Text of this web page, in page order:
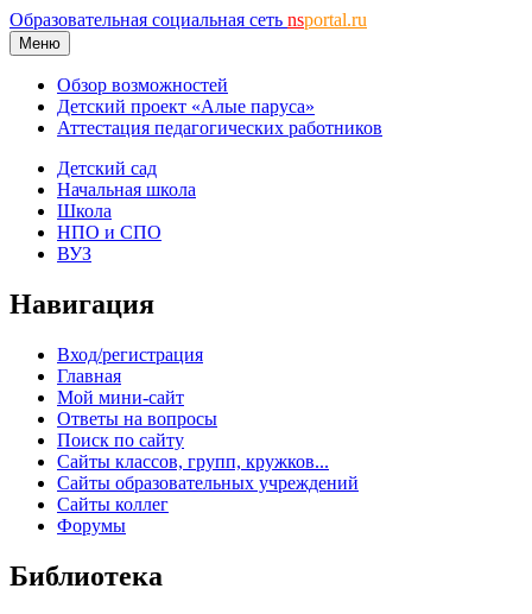
Образовательная социальная сеть nsportal.ru
Меню
Обзор возможностей
Детский проект «Алые паруса»
Аттестация педагогических работников
Детский сад
Начальная школа
Школа
НПО и СПО
ВУЗ
Навигация
Вход/регистрация
Главная
Мой мини-сайт
Ответы на вопросы
Поиск по сайту
Сайты классов, групп, кружков...
Сайты образовательных учреждений
Сайты коллег
Форумы
Библиотека